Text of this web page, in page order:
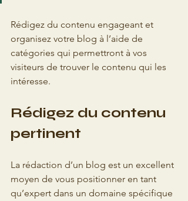
Rédigez du contenu engageant et
organisez votre blog à l’aide de
catégories qui permettront à vos
visiteurs de trouver le contenu qui les
intéresse.
Rédigez du contenu
pertinent
La rédaction d’un blog est un excellent
moyen de vous positionner en tant
qu’expert dans un domaine spécifique